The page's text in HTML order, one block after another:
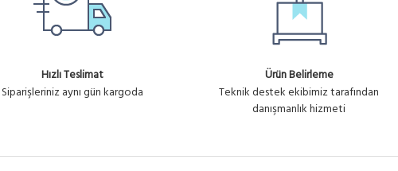
Hızlı Teslimat
Siparişleriniz aynı gün kargoda
Ürün Belirleme
Teknik destek ekibimiz tarafından
danışmanlık hizmeti